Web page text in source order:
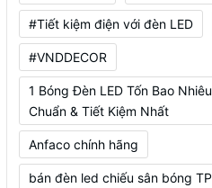
#Tiết kiệm điện với đèn LED
#VNDDECOR
1 Bóng Đèn LED Tốn Bao
Chuẩn & Tiết Kiệm Nhất
Anfaco chính hãng
bán đèn led chiếu sân bóng